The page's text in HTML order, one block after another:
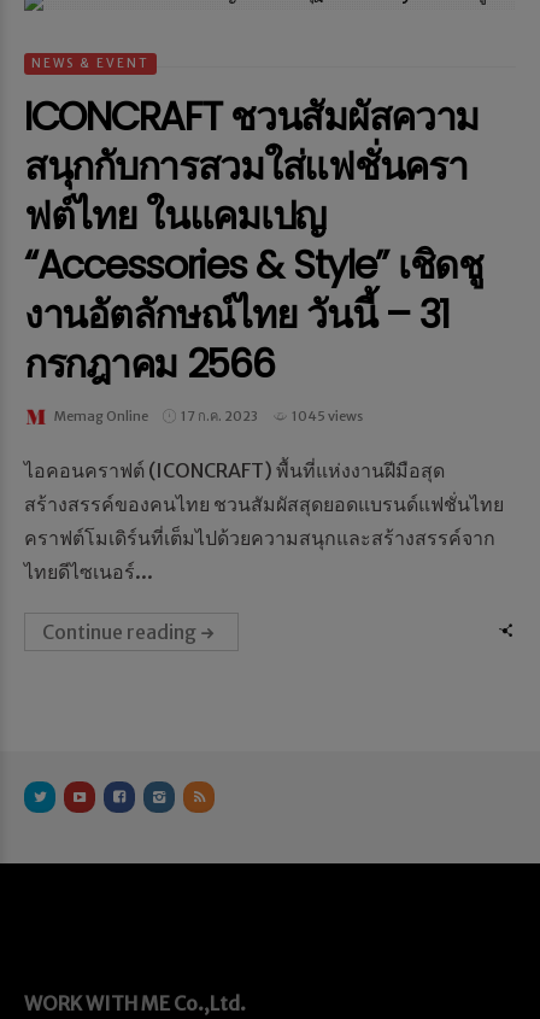
NEWS & EVENT
ICONCRAFT ชวนสัมผัสความ
สนุกกับการสวมใส่แฟชั่นครา
ฟต์ไทย ในแคมเปญ
“Accessories & Style” เชิดชู
งานอัตลักษณ์ไทย วันนี้ – 31
กรกฎาคม 2566
Memag Online 17 ก.ค. 2023 1045 views
ไอคอนคราฟต์ (ICONCRAFT) พื้นที่แห่งงานฝีมือสุด
สร้างสรรค์ของคนไทย ชวนสัมผัสสุดยอดแบรนด์แฟชั่นไทย
คราฟต์โมเดิร์นที่เต็มไปด้วยความสนุกและสร้างสรรค์จาก
ไทยดีไซเนอร์...
Continue reading
WORK WITH ME Co.,Ltd.